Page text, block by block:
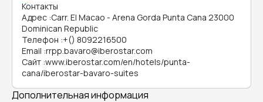
Контакты
Адрес :Carr. El Macao - Arena Gorda Punta Cana 23000
Dominican Republic
Телефон :+() 8092216500
Email :rrpp.bavaro@iberostar.com
Сайт :www.iberostar.com/en/hotels/punta-
cana/iberostar-bavaro-suites
Дополнительная информация